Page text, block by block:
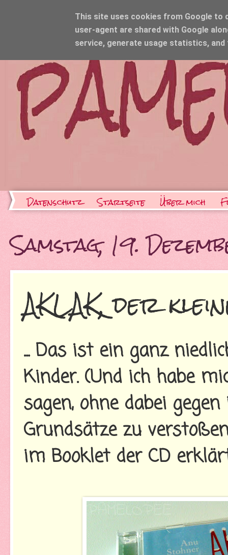
Datenschutz Startseite Über mich
Samstag, 19.
AKLAK, der
... Das ist ein ganz
Kinder. (Und ich habe
sagen, ohne dabei
Grundsätze zu
im Booklet der CD
This site uses cookies from Google to
user-agent are shared with Google
service, generate usage statistics,